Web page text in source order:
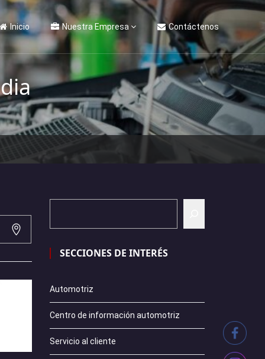
Inicio Nuestra Empresa Contáctenos
SECCIONES DE INTERÉS
Automotriz
Centro de información automotriz
Servicio al cliente